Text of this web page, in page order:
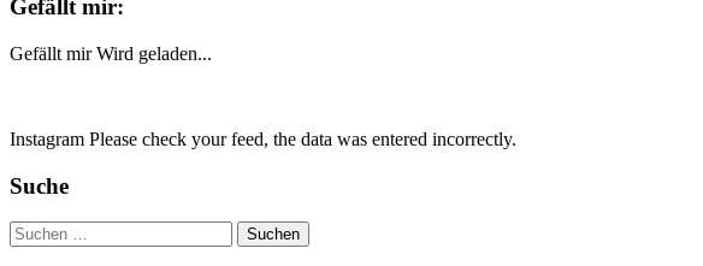
Gefällt mir:
Gefällt mir Wird geladen...
Instagram Please check your feed, the data was entered incorrectly.
Suche
Suchen
nach: